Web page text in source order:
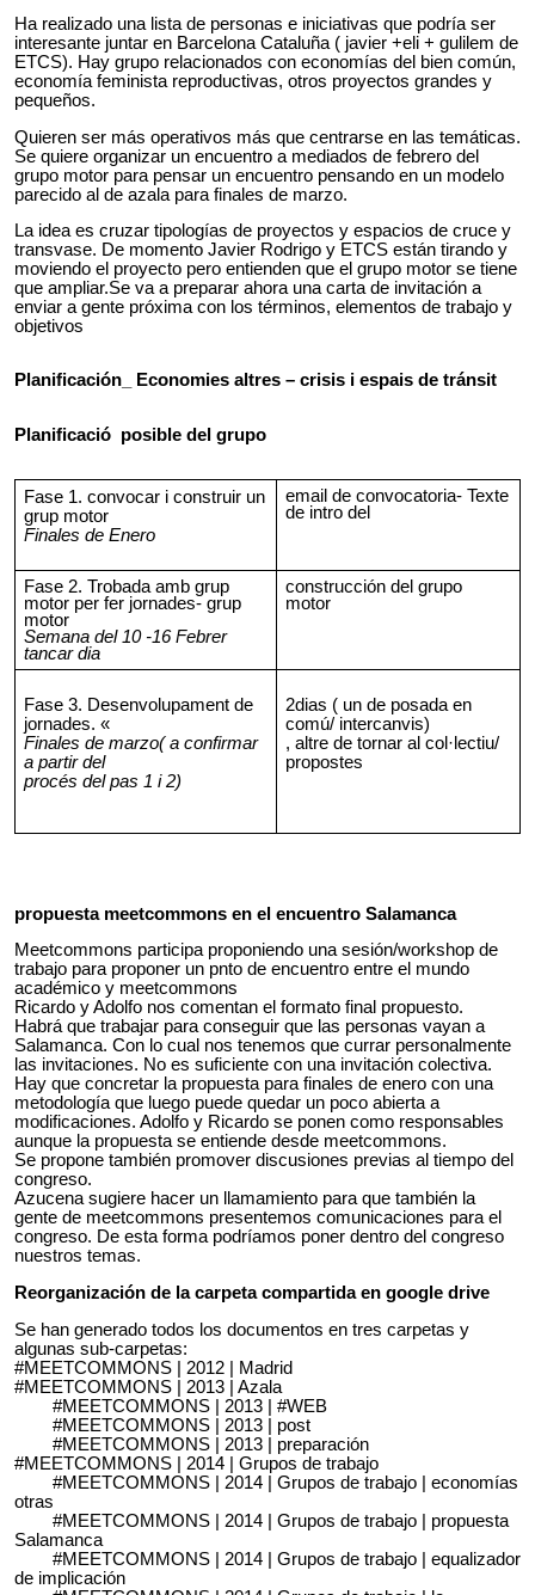
Ha realizado una lista de personas e iniciativas que podría ser
interesante juntar en Barcelona Cataluña ( javier +eli + gulilem de
ETCS). Hay grupo relacionados con economías del bien común,
economía feminista reproductivas, otros proyectos grandes y
pequeños.
Quieren ser más operativos más que centrarse en las temáticas.
Se quiere organizar un encuentro a mediados de febrero del
grupo motor para pensar un encuentro pensando en un modelo
parecido al de azala para finales de marzo.
La idea es cruzar tipologías de proyectos y espacios de cruce y
transvase. De momento Javier Rodrigo y ETCS están tirando y
moviendo el proyecto pero entienden que el grupo motor se tiene
que ampliar.Se va a preparar ahora una carta de invitación a
enviar a gente próxima con los términos, elementos de trabajo y
objetivos
Planificación_ Economies altres – crisis i espais de tránsit
Planificació posible del grupo
Fase 1. convocar i construir un
grup motor
Finales de Enero
email de convocatoria- Texte
de intro del
Fase 2. Trobada amb grup
motor per fer jornades- grup
motor
Semana del 10 -16 Febrer
tancar dia
construcción del grupo
motor
Fase 3. Desenvolupament de
jornades. «
Finales de marzo( a confirmar
a partir del
procés del pas 1 i 2)
2dias ( un de posada en
comú/ intercanvis)
, altre de tornar al col·lectiu/
propostes
propuesta meetcommons en el encuentro Salamanca
Meetcommons participa proponiendo una sesión/workshop de
trabajo para proponer un pnto de encuentro entre el mundo
académico y meetcommons
Ricardo y Adolfo nos comentan el formato final propuesto.
Habrá que trabajar para conseguir que las personas vayan a
Salamanca. Con lo cual nos tenemos que currar personalmente
las invitaciones. No es suficiente con una invitación colectiva.
Hay que concretar la propuesta para finales de enero con una
metodología que luego puede quedar un poco abierta a
modificaciones. Adolfo y Ricardo se ponen como responsables
aunque la propuesta se entiende desde meetcommons.
Se propone también promover discusiones previas al tiempo del
congreso.
Azucena sugiere hacer un llamamiento para que también la
gente de meetcommons presentemos comunicaciones para el
congreso. De esta forma podríamos poner dentro del congreso
nuestros temas.
Reorganización de la carpeta compartida en google drive
Se han generado todos los documentos en tres carpetas y
algunas sub-carpetas:
#MEETCOMMONS | 2012 | Madrid
#MEETCOMMONS | 2013 | Azala
#MEETCOMMONS | 2013 | #WEB
#MEETCOMMONS | 2013 | post
#MEETCOMMONS | 2013 | preparación
#MEETCOMMONS | 2014 | Grupos de trabajo
#MEETCOMMONS | 2014 | Grupos de trabajo | economías
otras
#MEETCOMMONS | 2014 | Grupos de trabajo | propuesta
Salamanca
#MEETCOMMONS | 2014 | Grupos de trabajo | equalizador
de implicación